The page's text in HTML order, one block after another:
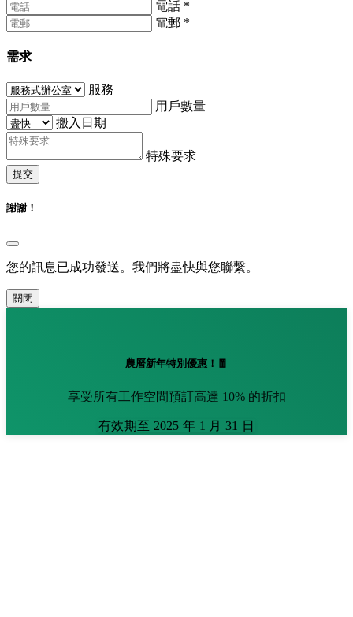
電話 *
電郵 *
需求
服務
用戶數量
搬入日期
特殊要求
提交
謝謝！
您的訊息已成功發送。我們將盡快與您聯繫。
關閉
農曆新年特別優惠！🧧
享受所有工作空間預訂高達 10% 的折扣
有效期至 2025 年 1 月 31 日